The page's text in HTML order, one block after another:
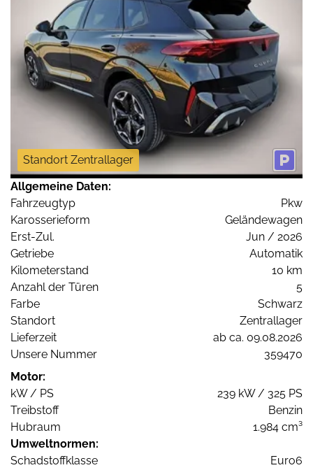
Standort Zentrallager
Allgemeine Daten:
Fahrzeugtyp
Pkw
Karosserieform
Geländewagen
Erst-Zul.
Jun / 2026
Getriebe
Automatik
Kilometerstand
10 km
Anzahl der Türen
5
Farbe
Schwarz
Standort
Zentrallager
Lieferzeit
ab ca. 09.08.2026
Unsere Nummer
359470
Motor:
kW / PS
239 kW / 325 PS
Treibstoff
Benzin
Hubraum
1.984 cm³
Umweltnormen:
Schadstoffklasse
Euro6